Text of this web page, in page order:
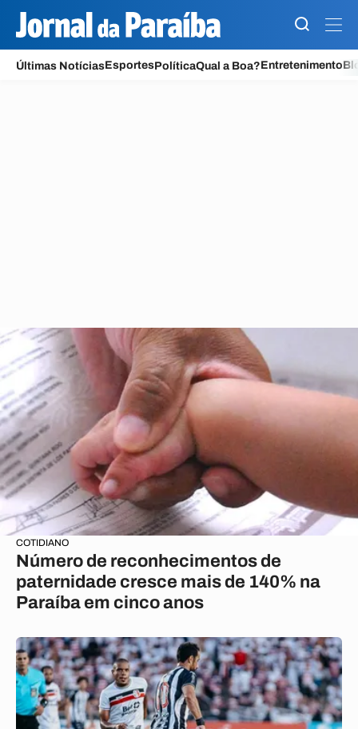
Últimas NotíciasEsportesPolíticaQual a Boa?Entretenimento
COTIDIANO
Número de reconhecimentos de
paternidade cresce mais de 140% na
Paraíba em cinco anos